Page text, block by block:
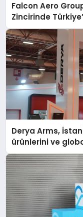
Falcon Aero
Zincirinde
Derya Arms,
ürünlerini ve